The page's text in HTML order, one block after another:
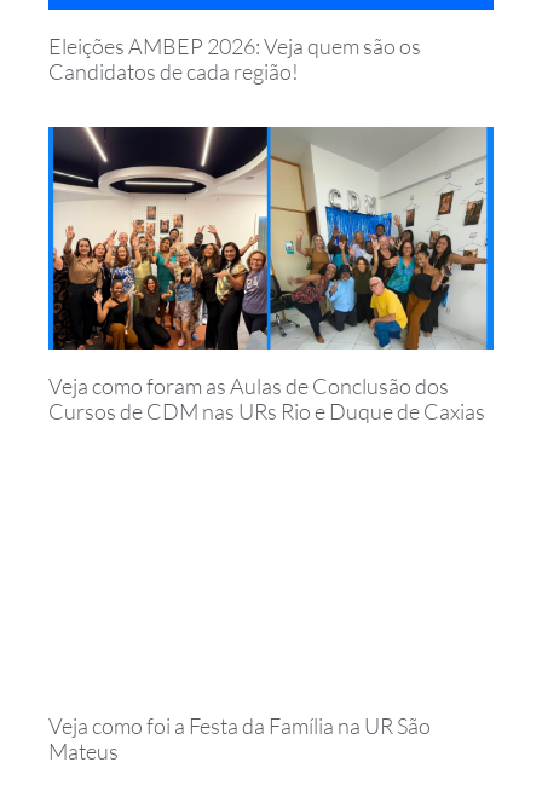
Eleições AMBEP 2026: Veja quem são os
Candidatos de cada região!
Veja como foram as Aulas de Conclusão dos
Cursos de CDM nas URs Rio e Duque de Caxias
Veja como foi a Festa da Família na UR São
Mateus